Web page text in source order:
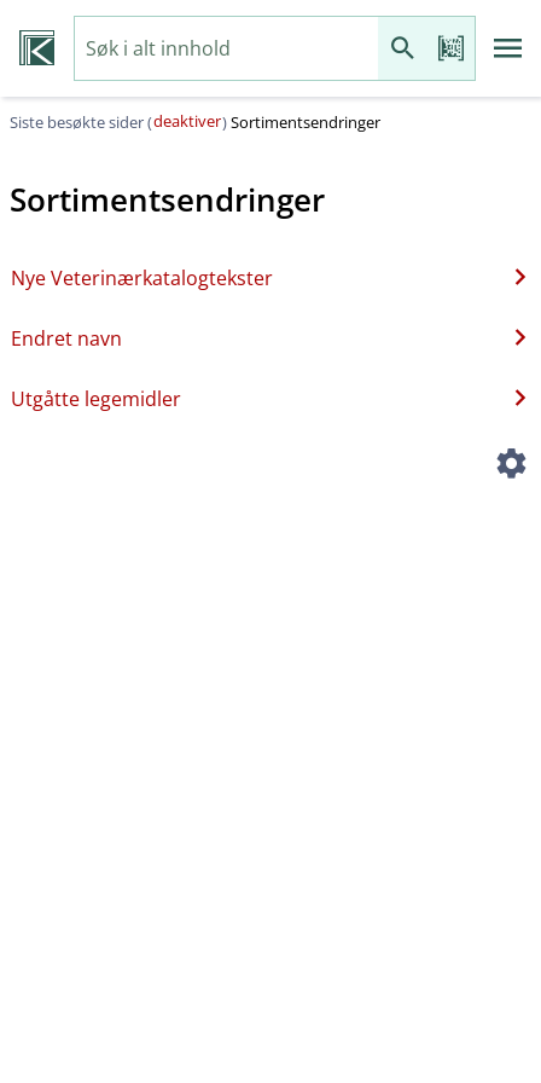
Siste besøkte sider (deaktiver)Sortimentsendringer
Sortimentsendringer
Nye Veterinærkatalogtekster
Endret navn
Utgåtte legemidler